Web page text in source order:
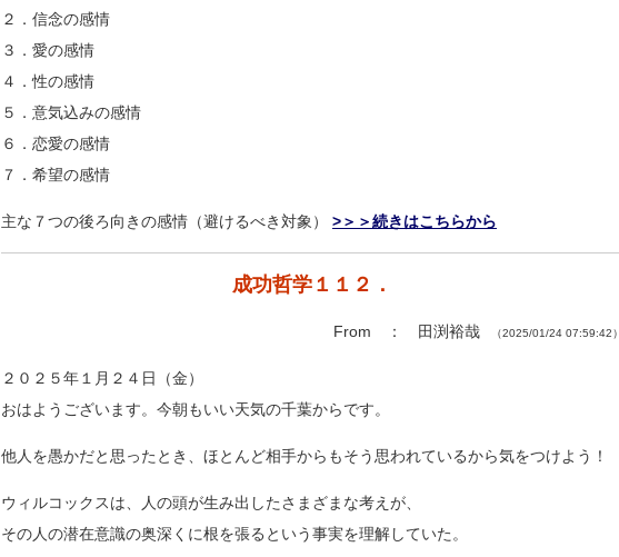
２．信念の感情
３．愛の感情
４．性の感情
５．意気込みの感情
６．恋愛の感情
７．希望の感情
主な７つの後ろ向きの感情（避けるべき対象） >＞＞続きはこちらから
成功哲学１１２．
From ： 田渕裕哉 （2025/01/24 07:59:42）
２０２５年１月２４日（金）
おはようございます。今朝もいい天気の千葉からです。
他人を愚かだと思ったとき、ほとんど相手からもそう思われているから気をつけよう！
ウィルコックスは、人の頭が生み出したさまざまな考えが、
その人の潜在意識の奥深くに根を張るという事実を理解していた。